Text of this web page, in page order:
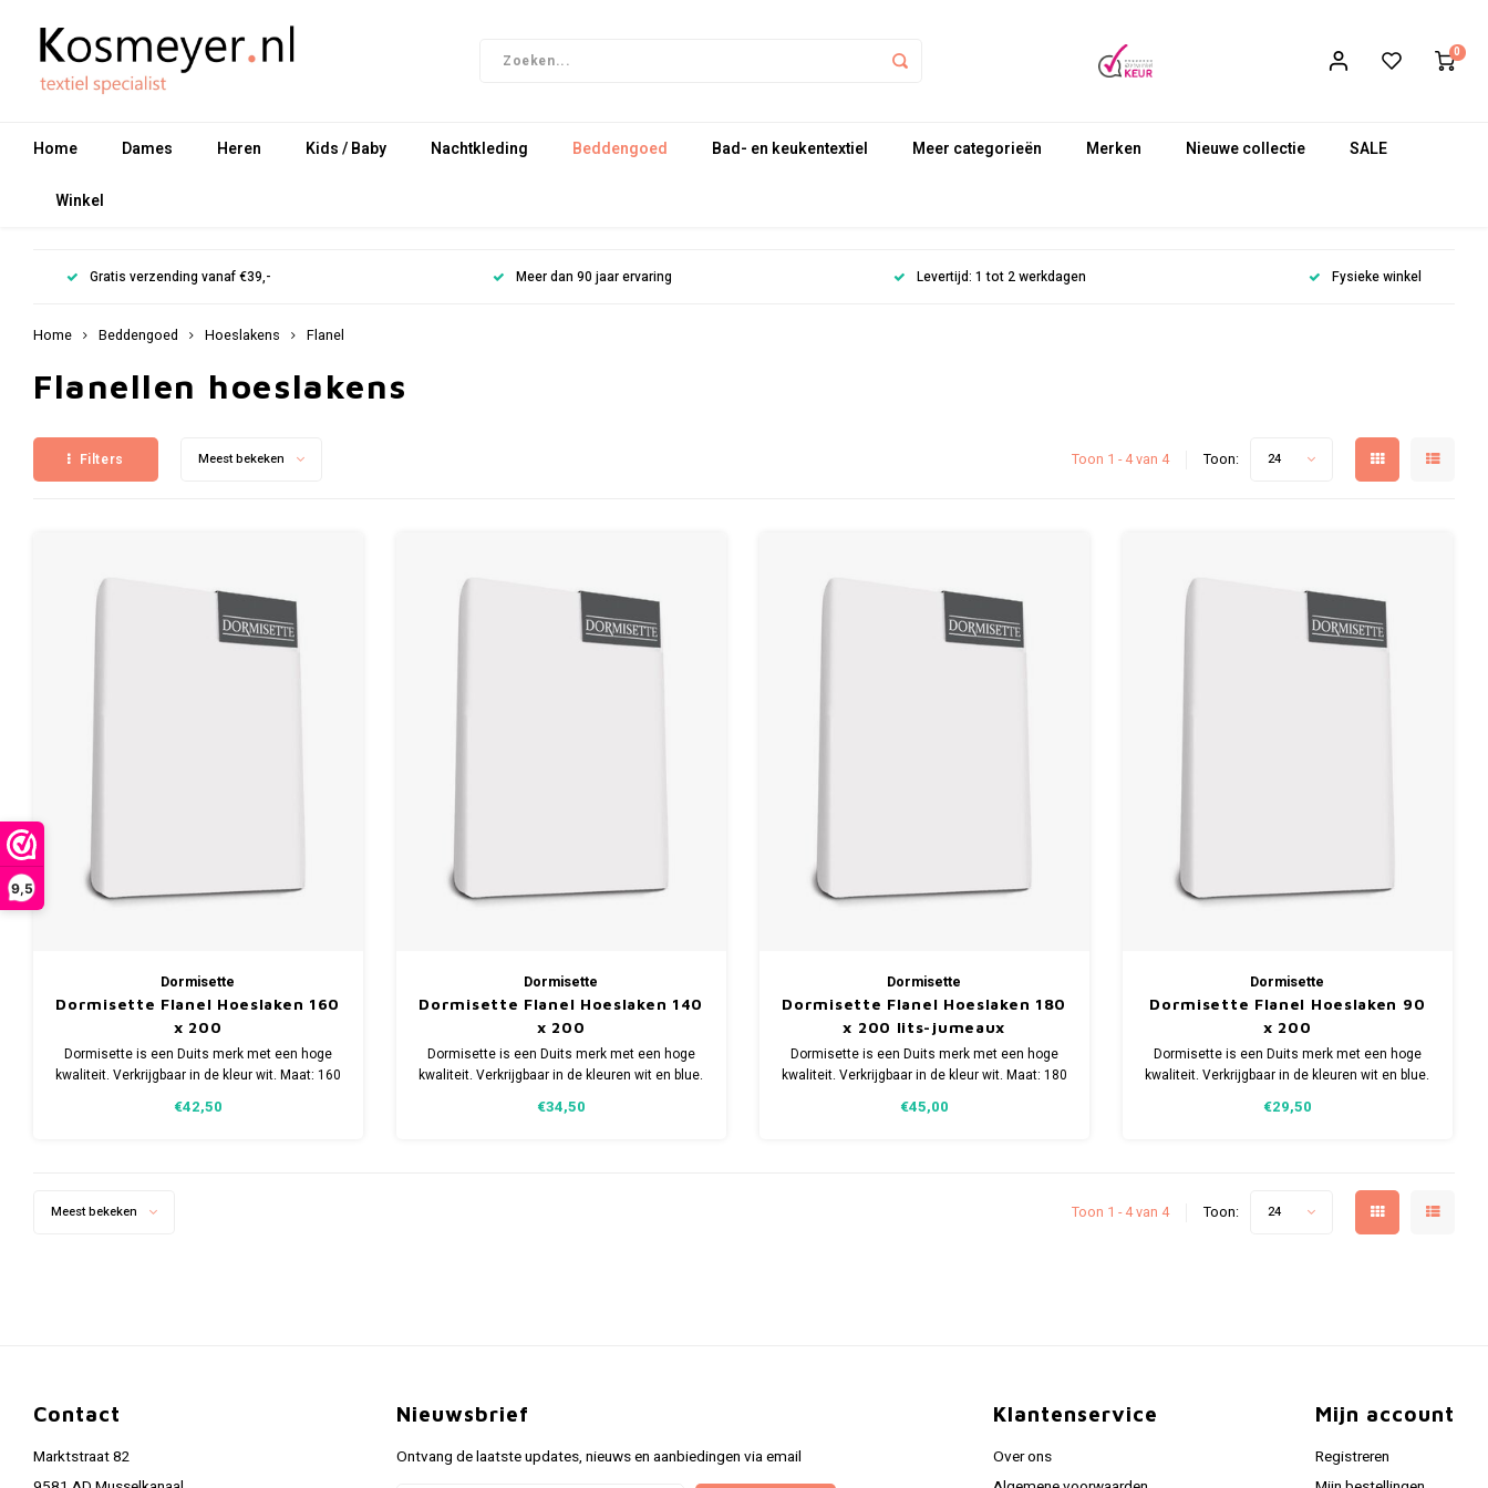
9,5
0
Home Dames Heren Kids / Baby Nachtkleding Beddengoed Bad- en keukentextiel Meer categorieën Merken Nieuwe collectie SALE
Winkel
Gratis verzending vanaf €39,- Meer dan 90 jaar ervaring Levertijd: 1 tot 2 werkdagen Fysieke winkel
Home Beddengoed Hoeslakens Flanel
Flanellen hoeslakens
Filters Meest bekeken Toon 1 - 4 van 4 Toon: 24
Dormisette
Dormisette Flanel Hoeslaken 160
x 200
Dormisette is een Duits merk met een hoge
kwaliteit. Verkrijgbaar in de kleur wit. Maat: 160
€42,50
Dormisette
Dormisette Flanel Hoeslaken 140
x 200
Dormisette is een Duits merk met een hoge
kwaliteit. Verkrijgbaar in de kleuren wit en blue.
€34,50
Dormisette
Dormisette Flanel Hoeslaken 180
x 200 lits-jumeaux
Dormisette is een Duits merk met een hoge
kwaliteit. Verkrijgbaar in de kleur wit. Maat: 180
€45,00
Dormisette
Dormisette Flanel Hoeslaken 90
x 200
Dormisette is een Duits merk met een hoge
kwaliteit. Verkrijgbaar in de kleuren wit en blue.
€29,50
Meest bekeken Toon 1 - 4 van 4 Toon: 24
Contact
Marktstraat 82
Nieuwsbrief
Ontvang de laatste updates, nieuws en aanbiedingen via email
Klantenservice
Over ons
Mijn account
Registreren